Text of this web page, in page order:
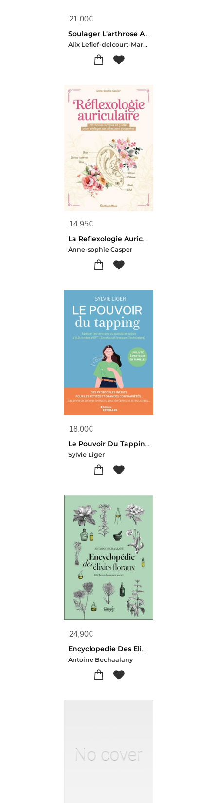
21,00€
Soulager L'arthrose Avec L'osteo-gym : Les Postures Qui Soignent
Alix Lefief-delcourt-Marc Perez
14,95€
La Reflexologie Auriculaire
Anne-sophie Casper
18,00€
Le Pouvoir Du Tapping : Apaiser Les Tensions Du Quotidien Grace A 140 Rondes D'eft (emotional Freedom Techniques)
Sylvie Liger
24,90€
Encyclopedie Des Elixirs Floraux : 612 Fleurs Du Monde Entier
Antoine Bechaalany